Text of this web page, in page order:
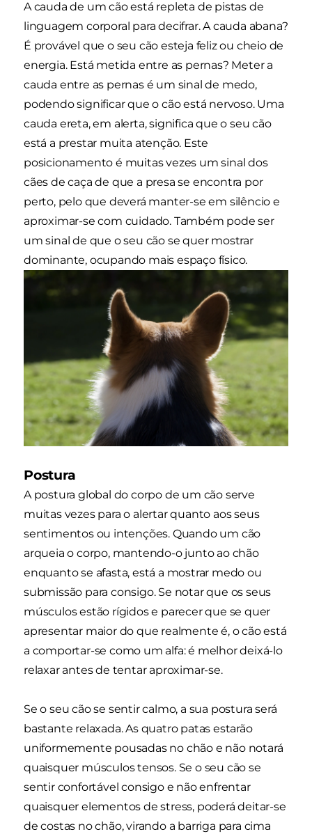
A cauda de um cão está repleta de pistas de
linguagem corporal para decifrar. A cauda abana?
É provável que o seu cão esteja feliz ou cheio de
energia. Está metida entre as pernas? Meter a
cauda entre as pernas é um sinal de medo,
podendo significar que o cão está nervoso. Uma
cauda ereta, em alerta, significa que o seu cão
está a prestar muita atenção. Este
posicionamento é muitas vezes um sinal dos
cães de caça de que a presa se encontra por
perto, pelo que deverá manter-se em silêncio e
aproximar-se com cuidado. Também pode ser
um sinal de que o seu cão se quer mostrar
dominante, ocupando mais espaço físico.
Postura
A postura global do corpo de um cão serve
muitas vezes para o alertar quanto aos seus
sentimentos ou intenções. Quando um cão
arqueia o corpo, mantendo-o junto ao chão
enquanto se afasta, está a mostrar medo ou
submissão para consigo. Se notar que os seus
músculos estão rígidos e parecer que se quer
apresentar maior do que realmente é, o cão está
a comportar-se como um alfa: é melhor deixá-lo
relaxar antes de tentar aproximar-se.
Se o seu cão se sentir calmo, a sua postura será
bastante relaxada. As quatro patas estarão
uniformemente pousadas no chão e não notará
quaisquer músculos tensos. Se o seu cão se
sentir confortável consigo e não enfrentar
quaisquer elementos de stress, poderá deitar-se
de costas no chão, virando a barriga para cima